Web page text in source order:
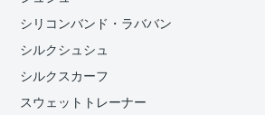
シリコンバンド・ラババン
シルクシュシュ
シルクスカーフ
スウェットトレーナー